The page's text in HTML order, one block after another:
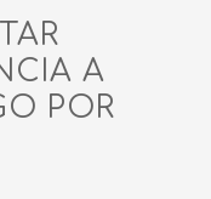
A
POR